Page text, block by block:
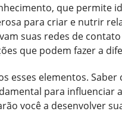
que permite
para criar e nutrir
suas redes de
que podem fazer a
esses elementos.
para influenciar
você a desenvolver